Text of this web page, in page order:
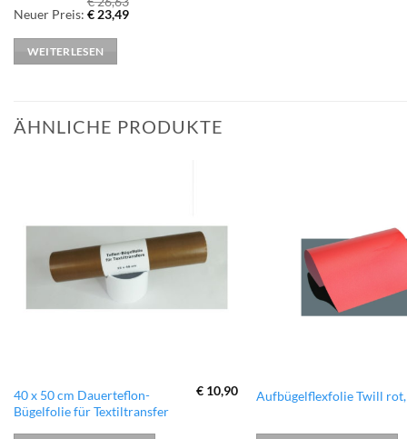
Ursprünglicher
war:
€ 26,63
Neuer Preis: €23,49Aktueller
WEITERLESEN
ÄHNLICHE PRODUKTE
hinzufügen
40 x 50 cm Dauerteflon-
Bügelfolie für Textiltransfer
€ 10,90 Aufbügelflexfolie Twill